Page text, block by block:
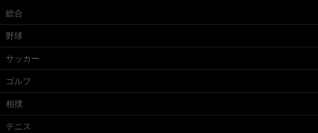
総合
野球
サッカー
ゴルフ
相撲
テニス